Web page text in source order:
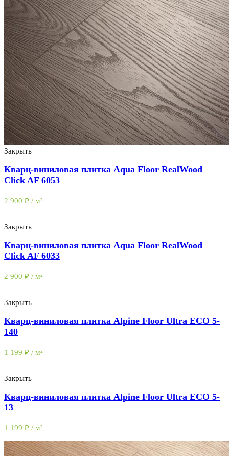
Видео
Статьи
Контакты
+7 (963) 833-50-99
Меню
Закрыть
Кварц-виниловая плитка Aqua Floor RealWood
Click AF 6053
2 900 ₽ / м²
Закрыть
Кварц-виниловая плитка Aqua Floor RealWood
Click AF 6033
2 900 ₽ / м²
Закрыть
Кварц-виниловая плитка Alpine Floor Ultra ECO 5-
140
1 199 ₽ / м²
Закрыть
Кварц-виниловая плитка Alpine Floor Ultra ECO 5-
13
1 199 ₽ / м²